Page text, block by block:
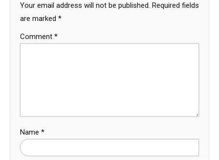
Your email address will not be published. Required fields
are marked *
Comment *
Name *